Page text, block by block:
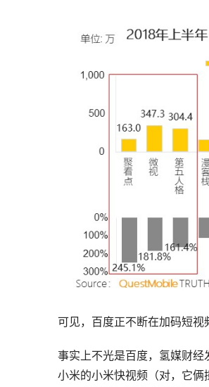
可见，百度正不断在加码短视
事实上不光是百度，氢媒财经
小米的小米快视频（对，它俩